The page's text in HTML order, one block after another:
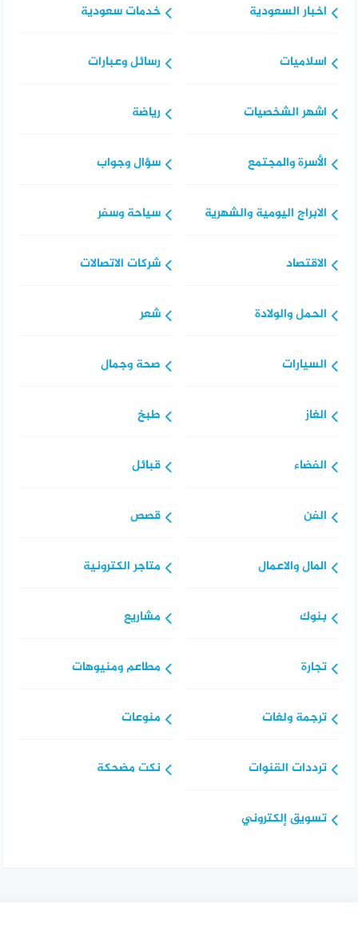
اخبار السعودية
اسلاميات
اشهر الشخصيات
الأسرة والمجتمع
الابراج اليومية والشهرية
الاقتصاد
الحمل والولادة
السيارات
الغاز
الفضاء
الفن
المال والاعمال
بنوك
تجارة
ترجمة ولغات
ترددات القنوات
تسويق إلكتروني
خدمات سعودية
رسائل وعبارات
رياضة
سؤال وجواب
سياحة وسفر
شركات الاتصالات
شعر
صحة وجمال
طبخ
قبائل
قصص
متاجر الكترونية
مشاريع
مطاعم ومنيوهات
منوعات
نكت مضحكة